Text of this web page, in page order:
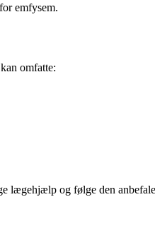
emfysem.
omfatte:
lægehjælp og følge den